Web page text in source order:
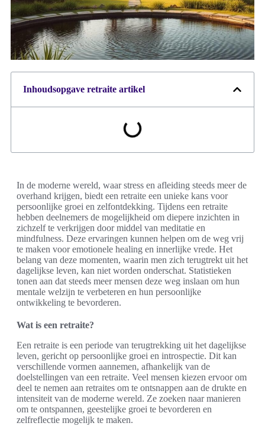
Inhoudsopgave retraite artikel
In de moderne wereld, waar stress en afleiding steeds meer de
overhand krijgen, biedt een retraite een unieke kans voor
persoonlijke groei en zelfontdekking. Tijdens een retraite
hebben deelnemers de mogelijkheid om diepere inzichten in
zichzelf te verkrijgen door middel van meditatie en
mindfulness. Deze ervaringen kunnen helpen om de weg vrij
te maken voor emotionele healing en innerlijke vrede. Het
belang van deze momenten, waarin men zich terugtrekt uit het
dagelijkse leven, kan niet worden onderschat. Statistieken
tonen aan dat steeds meer mensen deze weg inslaan om hun
mentale welzijn te verbeteren en hun persoonlijke
ontwikkeling te bevorderen.
Wat is een retraite?
Een retraite is een periode van terugtrekking uit het dagelijkse
leven, gericht op persoonlijke groei en introspectie. Dit kan
verschillende vormen aannemen, afhankelijk van de
doelstellingen van een retraite. Veel mensen kiezen ervoor om
deel te nemen aan retraites om te ontsnappen aan de drukte en
intensiteit van de moderne wereld. Ze zoeken naar manieren
om te ontspannen, geestelijke groei te bevorderen en
zelfreflectie mogelijk te maken.